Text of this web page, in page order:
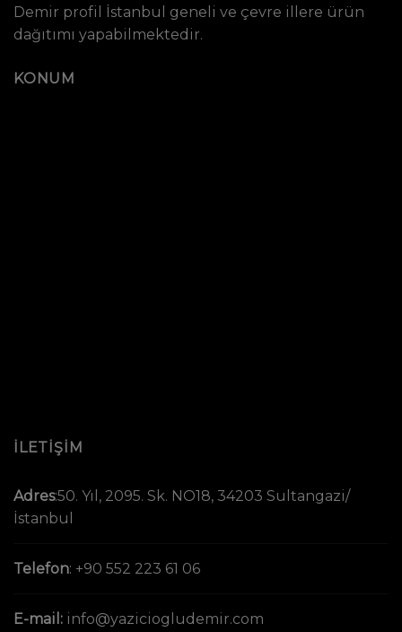
Demir profil İstanbul geneli ve çevre illere ürün
dağıtımı yapabilmektedir.
KONUM
İLETİŞİM
Adres:50. Yıl, 2095. Sk. NO18, 34203 Sultangazi/
İstanbul
Telefon: +90 552 223 61 06
E-mail: info@yaziciogludemir.com